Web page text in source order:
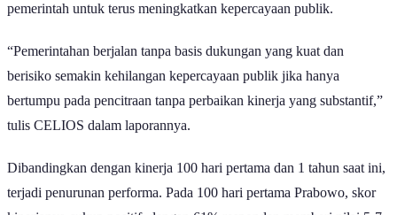
pemerintah untuk terus meningkatkan kepercayaan publik.
“Pemerintahan berjalan tanpa basis dukungan yang kuat dan
berisiko semakin kehilangan kepercayaan publik jika hanya
bertumpu pada pencitraan tanpa perbaikan kinerja yang substantif,”
tulis CELIOS dalam laporannya.
Dibandingkan dengan kinerja 100 hari pertama dan 1 tahun saat ini,
terjadi penurunan performa. Pada 100 hari pertama Prabowo, skor